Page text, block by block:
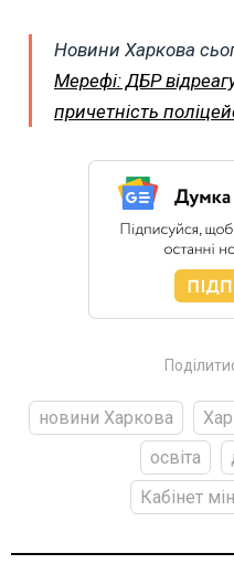
Новини Харкова
Мерефі: ДБР
причетність
новини Харкова
освіта
Кабінет